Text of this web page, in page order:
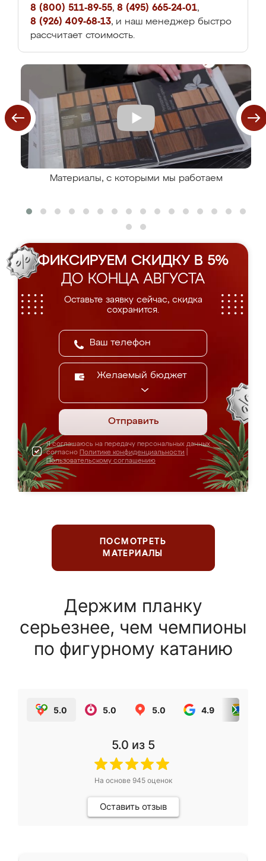
8 (800) 511-89-55, 8 (495) 665-24-01,
8 (926) 409-68-13, и наш менеджер быстро
рассчитает стоимость.
Материалы, с которыми мы работаем
ФИКСИРУЕМ СКИДКУ В 5%
ДО КОНЦА АВГУСТА
Оставьте заявку сейчас, скидка
сохранится.
Желаемый бюджет
Отправить
Я соглашаюсь на передачу персональных данных
согласно Политике конфиденциальности
Пользовательскому соглашению
ПОСМОТРЕТЬ
МАТЕРИАЛЫ
Держим планку
серьезнее, чем чемпионы
по фигурному катанию
5.0 5.0 5.0 4.9
5.0 из 5
На основе 945оценок
Оставить отзыв